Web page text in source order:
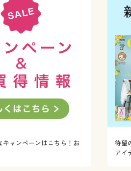
キャンペーンはこちら！お
待望
アイ